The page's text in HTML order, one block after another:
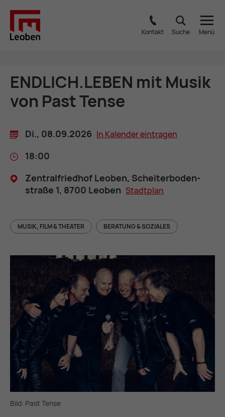
Kontakt Suche Menü
END­LICH.LE­BEN mit Mu­sik
von Past Ten­se
Di., 08.09.2026 In Ka­len­der ein­tra­gen
18:00
Zen­tral­fried­hof Leo­ben, Schei­ter­bo­den­
stra­ße 1, 8700 Leo­ben Stadt­plan
MUSIK, FILM & THEATER BERATUNG & SOZIALES
Bild: Past Tense